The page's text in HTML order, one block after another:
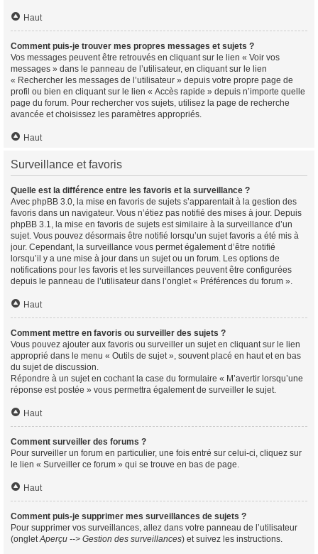
Haut
Comment puis-je trouver mes propres messages et sujets ?
Vos messages peuvent être retrouvés en cliquant sur le lien « Voir vos
messages » dans le panneau de l’utilisateur, en cliquant sur le lien
« Rechercher les messages de l’utilisateur » depuis votre propre page de
profil ou bien en cliquant sur le lien « Accès rapide » depuis n’importe quelle
page du forum. Pour rechercher vos sujets, utilisez la page de recherche
avancée et choisissez les paramètres appropriés.
Haut
Surveillance et favoris
Quelle est la différence entre les favoris et la surveillance ?
Avec phpBB 3.0, la mise en favoris de sujets s’apparentait à la gestion des
favoris dans un navigateur. Vous n’étiez pas notifié des mises à jour. Depuis
phpBB 3.1, la mise en favoris de sujets est similaire à la surveillance d’un
sujet. Vous pouvez désormais être notifié lorsqu’un sujet favoris a été mis à
jour. Cependant, la surveillance vous permet également d’être notifié
lorsqu’il y a une mise à jour dans un sujet ou un forum. Les options de
notifications pour les favoris et les surveillances peuvent être configurées
depuis le panneau de l’utilisateur dans l’onglet « Préférences du forum ».
Haut
Comment mettre en favoris ou surveiller des sujets ?
Vous pouvez ajouter aux favoris ou surveiller un sujet en cliquant sur le lien
approprié dans le menu « Outils de sujet », souvent placé en haut et en bas
du sujet de discussion.
Répondre à un sujet en cochant la case du formulaire « M’avertir lorsqu’une
réponse est postée » vous permettra également de surveiller le sujet.
Haut
Comment surveiller des forums ?
Pour surveiller un forum en particulier, une fois entré sur celui-ci, cliquez sur
le lien « Surveiller ce forum » qui se trouve en bas de page.
Haut
Comment puis-je supprimer mes surveillances de sujets ?
Pour supprimer vos surveillances, allez dans votre panneau de l’utilisateur
(ongletAperçu --> Gestion des surveillances) et suivez les instructions.